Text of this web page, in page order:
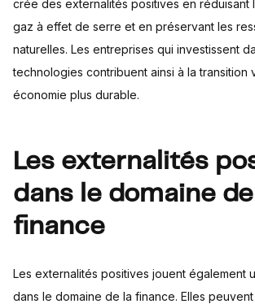
crée des externalités positives en réduisant
gaz à effet de serre et en préservant les
naturelles. Les entreprises qui investissent
technologies contribuent ainsi à la transition
économie plus durable.
Les externalités
dans le domaine
finance
Les externalités positives jouent également
dans le domaine de la finance. Elles